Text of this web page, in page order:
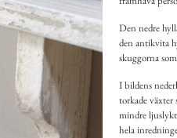
Den nedre
den antikvita
skuggorna
I bildens
torkade
mindre
hela